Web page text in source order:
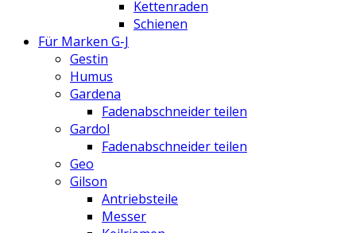
Kettenraden
Schienen
Für Marken G-J
Gestin
Humus
Gardena
Fadenabschneider teilen
Gardol
Fadenabschneider teilen
Geo
Gilson
Antriebsteile
Messer